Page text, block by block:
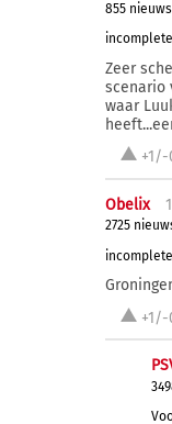
855
Zeer
scenario
waar
+1/-
Obelix
2725
+1/-